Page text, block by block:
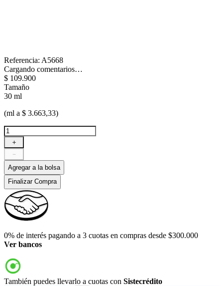
Referencia: A5668
Cargando comentarios…
$ 109.900
Tamaño
30 ml
(ml a $ 3.663,33)
＋
－
Agregar a la bolsa
Finalizar Compra
0% de interés pagando a 3 cuotas en compras desde $300.000
Ver bancos
También puedes llevarlo a cuotas con Sistecrédito